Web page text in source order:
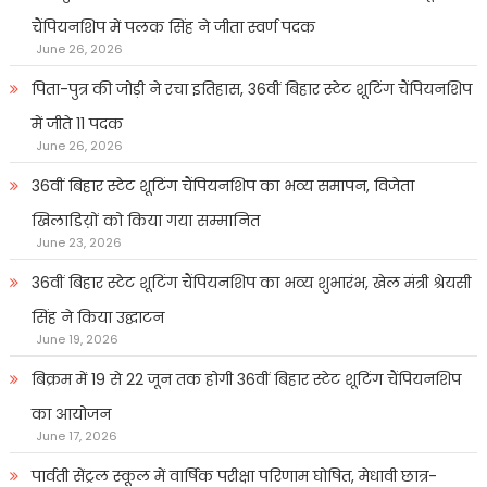
चैंपियनशिप में पलक सिंह ने जीता स्वर्ण पदक
June 26, 2026
पिता-पुत्र की जोड़ी ने रचा इतिहास, 36वीं बिहार स्टेट शूटिंग चैंपियनशिप
में जीते 11 पदक
June 26, 2026
36वीं बिहार स्टेट शूटिंग चैंपियनशिप का भव्य समापन, विजेता
खिलाडिय़ों को किया गया सम्मानित
June 23, 2026
36वीं बिहार स्टेट शूटिंग चैंपियनशिप का भव्य शुभारंभ, खेल मंत्री श्रेयसी
सिंह ने किया उद्घाटन
June 19, 2026
बिक्रम में 19 से 22 जून तक होगी 36वीं बिहार स्टेट शूटिंग चैंपियनशिप
का आयोजन
June 17, 2026
पार्वती सेंट्रल स्कूल में वार्षिक परीक्षा परिणाम घोषित, मेधावी छात्र-